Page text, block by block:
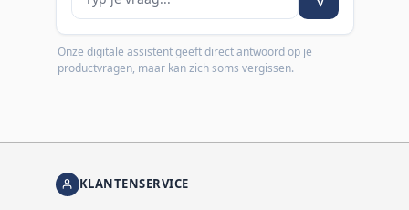
Onze digitale assistent geeft direct antwoord op je
productvragen, maar kan zich soms vergissen.
KLANTENSERVICE